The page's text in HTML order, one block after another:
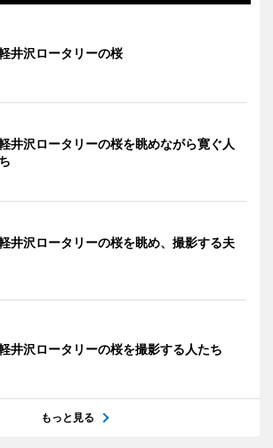
井沢ロータリーの桜
井沢ロータリーの桜を眺めながら寛ぐ人
軽井沢ロータリーの桜を眺め、撮影する夫
井沢ロータリーの桜を撮影する人たち
もっと見る